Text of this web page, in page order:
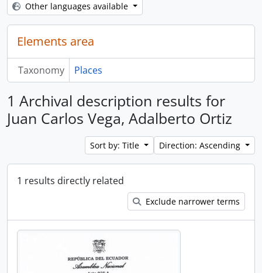
Other languages available
Elements area
Taxonomy Places
1 Archival description results for
Juan Carlos Vega, Adalberto Ortiz
Sort by: Title Direction: Ascending
1 results directly related
Exclude narrower terms